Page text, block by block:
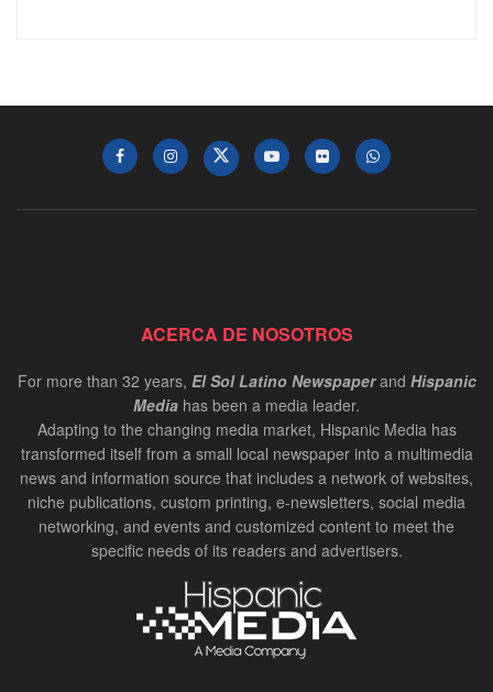
ACERCA DE NOSOTROS
For more than 32 years, El Sol Latino Newspaperand Hispanic
Media has been a media leader.
Adapting to the changing media market, Hispanic Media has
transformed itself from a small local newspaper into a multimedia
news and information source that includes a network of websites,
niche publications, custom printing, e-newsletters, social media
networking, and events and customized content to meet the
specific needs of its readers and advertisers.